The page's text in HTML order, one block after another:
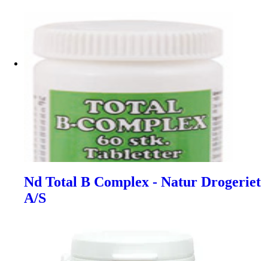
Nd Total B Complex - Natur Drogeriet
A/S